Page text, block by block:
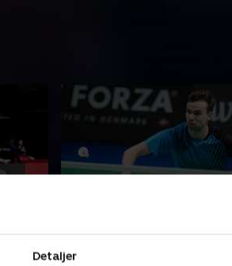
DetaljerSe China Open, en af årets